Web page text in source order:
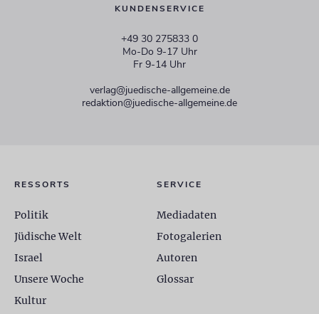
KUNDENSERVICE
+49 30 275833 0
Mo-Do 9-17 Uhr
Fr 9-14 Uhr
verlag@juedische-allgemeine.de
redaktion@juedische-allgemeine.de
RESSORTS
Politik
Jüdische Welt
Israel
Unsere Woche
Kultur
SERVICE
Mediadaten
Fotogalerien
Autoren
Glossar